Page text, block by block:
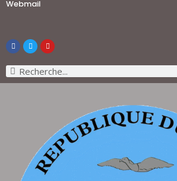
Webmail